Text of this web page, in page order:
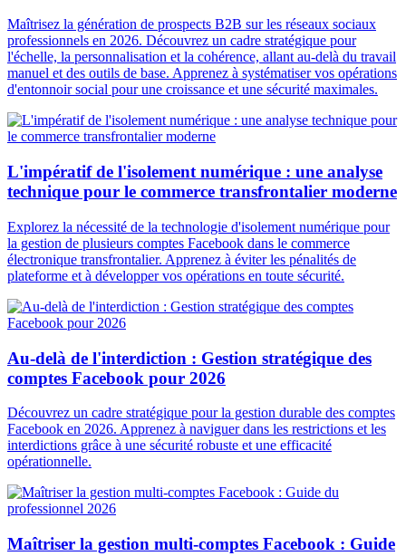
Maîtrisez la génération de prospects B2B sur les réseaux sociaux
professionnels en 2026. Découvrez un cadre stratégique pour
l'échelle, la personnalisation et la cohérence, allant au-delà du travail
manuel et des outils de base. Apprenez à systématiser vos opérations
d'entonnoir social pour une croissance et une sécurité maximales.
L'impératif de l'isolement numérique : une analyse
technique pour le commerce transfrontalier moderne
Explorez la nécessité de la technologie d'isolement numérique pour
la gestion de plusieurs comptes Facebook dans le commerce
électronique transfrontalier. Apprenez à éviter les pénalités de
plateforme et à développer vos opérations en toute sécurité.
Au-delà de l'interdiction : Gestion stratégique des
comptes Facebook pour 2026
Découvrez un cadre stratégique pour la gestion durable des comptes
Facebook en 2026. Apprenez à naviguer dans les restrictions et les
interdictions grâce à une sécurité robuste et une efficacité
opérationnelle.
Maîtriser la gestion multi-comptes Facebook : Guide